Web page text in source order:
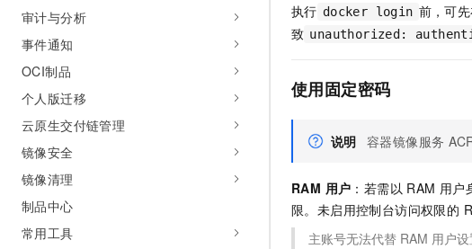
审计与分析
事件通知
OCI制品
个人版迁移
云原生交付链管理
镜像安全
镜像清理
制品中心
常用工具
执行 docker login 前，可
致 unauthorized:
使用固定密码
说明 容器镜像服务
RAM 用户 ：若需以 RAM 用
限。未启用控制台访问权限的
主账号无法代替 RAM 用户